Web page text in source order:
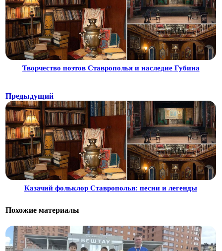
Творчество поэтов Ставрополья и наследие Губина
Предыдущий
Казачий фольклор Ставрополья: песни и легенды
Похожие материалы